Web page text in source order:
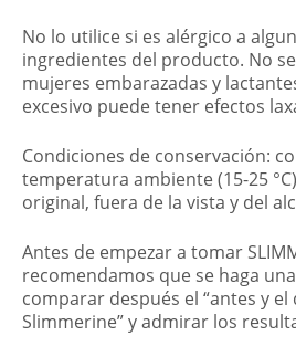
No lo utilice si es alérgico a
ingredientes del producto. No
mujeres embarazadas y
excesivo puede tener efectos
Condiciones de conservación:
temperatura ambiente (15-25
original, fuera de la vista y del
Antes de empezar a tomar
recomendamos que se haga
comparar después el “antes y el
Slimmerine” y admirar los